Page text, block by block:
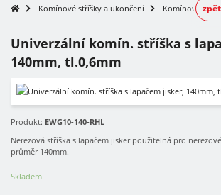
Komínové stříšky a ukončení Komínové
Univerzální komín. stříška s
140mm, tl.0,6mm
Produkt: EWG10-140-RHL
Nerezová stříška s lapačem jisker použitelná pro
průměr 140mm.
Skladem